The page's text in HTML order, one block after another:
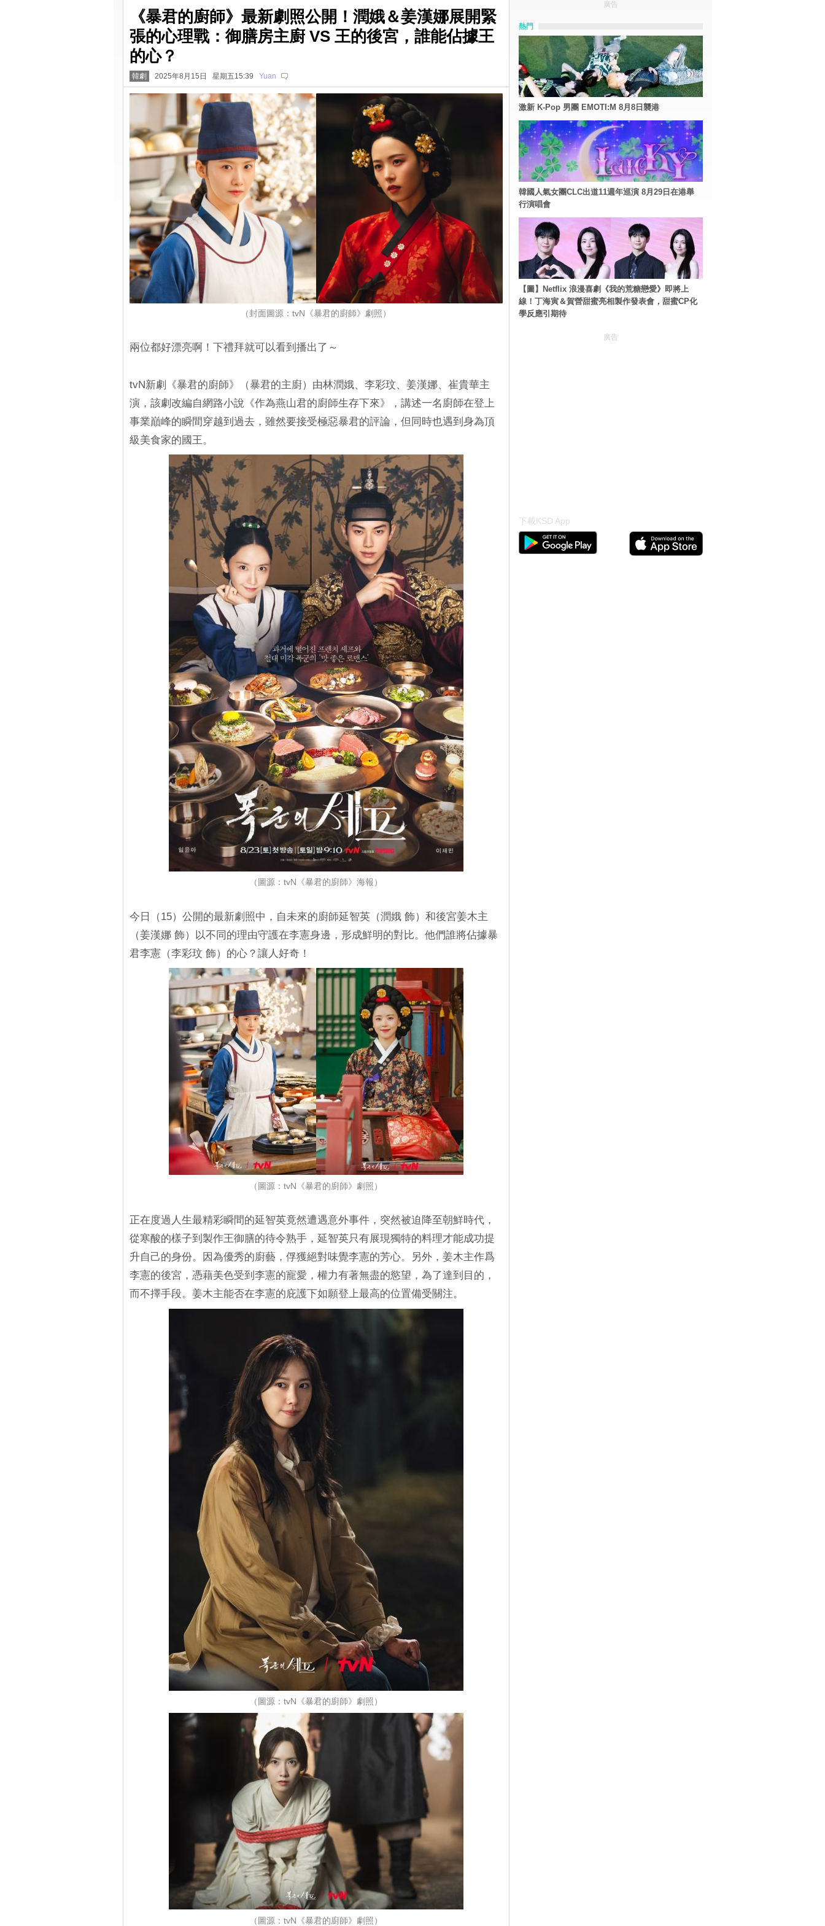
《暴君的廚師》最新劇照公開！潤娥＆姜漢娜展開緊
張的心理戰：御膳房主廚 VS 王的後宮，誰能佔據王
的心？
韓劇 2025年8月15日 星期五15:39 Yuan
（封面圖源：tvN《暴君的廚師》劇照）
兩位都好漂亮啊！下禮拜就可以看到播出了～
tvN新劇《暴君的廚師》（暴君的主廚）由林潤娥、李彩玟、姜漢娜、崔貴華主
演，該劇改編自網路小說《作為燕山君的廚師生存下來》，講述一名廚師在登上
事業巔峰的瞬間穿越到過去，雖然要接受極惡暴君的評論，但同時也遇到身為頂
級美食家的國王。
（圖源：tvN《暴君的廚師》海報）
今日（15）公開的最新劇照中，自未來的廚師延智英（潤娥 飾）和後宮姜木主
（姜漢娜 飾）以不同的理由守護在李憲身邊，形成鮮明的對比。他們誰將佔據暴
君李憲（李彩玟 飾）的心？讓人好奇！
（圖源：tvN《暴君的廚師》劇照）
正在度過人生最精彩瞬間的延智英竟然遭遇意外事件，突然被迫降至朝鮮時代，
從寒酸的樣子到製作王御膳的待令熟手，延智英只有展現獨特的料理才能成功提
升自己的身份。因為優秀的廚藝，俘獲絕對味覺李憲的芳心。另外，姜木主作爲
李憲的後宮，憑藉美色受到李憲的寵愛，權力有著無盡的慾望，為了達到目的，
而不擇手段。姜木主能否在李憲的庇護下如願登上最高的位置備受關注。
（圖源：tvN《暴君的廚師》劇照）
（圖源：tvN《暴君的廚師》劇照）
廣告
熱門
激新 K-Pop 男團 EMOTI:M 8月8日襲港
韓國人氣女團CLC出道11週年巡演 8月29日在港舉
行演唱會
【圖】Netflix 浪漫喜劇《我的荒糖戀愛》即將上
線！丁海寅＆賀營甜蜜亮相製作發表會，甜蜜CP化
學反應引期待
廣告
下載KSD App